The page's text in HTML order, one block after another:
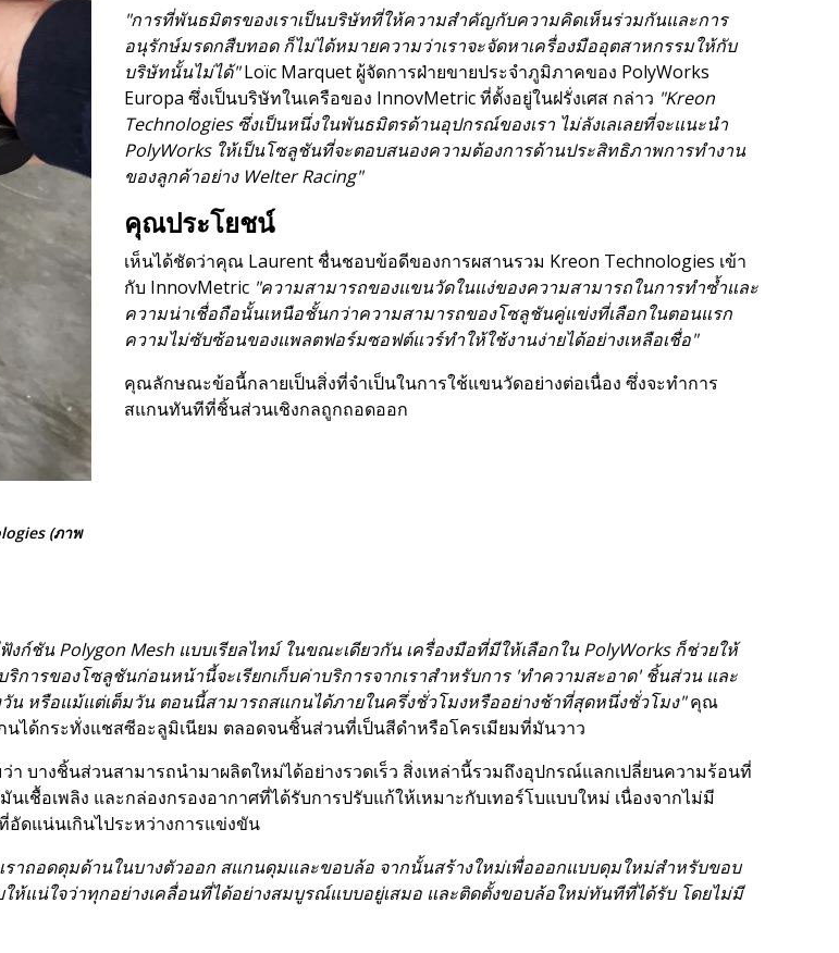
(ภาพ
"การที่พันธมิตรของเราเป็นบริษัทที่ให้ความสำคัญกับความคิดเห็นร่วมกันและการ
อนุรักษ์มรดกสืบทอด ก็ไม่ได้หมายความว่าเราจะจัดหาเครื่องมืออุตสาหกรรมให้กับ
บริษัทนั้นไม่ได้"Loïc Marquet ผู้จัดการฝ่ายขายประจำภูมิภาคของ PolyWorks
Europa ซึ่งเป็นบริษัทในเครือของ InnovMetric ที่ตั้งอยู่ในฝรั่งเศส กล่าว "Kreon
Technologies ซึ่งเป็นหนึ่งในพันธมิตรด้านอุปกรณ์ของเรา ไม่ลังเลเลยที่จะแนะนำ
PolyWorks ให้เป็นโซลูชันที่จะตอบสนองความต้องการด้านประสิทธิภาพการทำงาน
ของลูกค้าอย่าง Welter Racing"
คุณประโยชน์
เห็นได้ชัดว่าคุณ Laurent ชื่นชอบข้อดีของการผสานรวม Kreon Technologies เข้า
กับ InnovMetric "ความสามารถของแขนวัดในแง่ของความสามารถในการทำซ้ำและ
ความน่าเชื่อถือนั้นเหนือชั้นกว่าความสามารถของโซลูชันคู่แข่งที่เลือกในตอนแรก
ความไม่ซับซ้อนของแพลตฟอร์มซอฟต์แวร์ทำให้ใช้งานง่ายได้อย่างเหลือเชื่อ"
คุณลักษณะข้อนี้กลายเป็นสิ่งที่จำเป็นในการใช้แขนวัดอย่างต่อเนื่อง ซึ่งจะทำการ
สแกนทันทีที่ชิ้นส่วนเชิงกลถูกถอดออก
น Polygon Mesh แบบเรียลไทม์ ในขณะเดียวกัน เครื่องมือที่มีให้เลือกใน PolyWorks ก็ช่วยให้
การของโซลูชันก่อนหน้านี้จะเรียกเก็บค่าบริการจากเราสำหรับการ 'ทำความสะอาด' ชิ้นส่วน และ
หรือแม้แต่เต็มวัน ตอนนี้สามารถสแกนได้ภายในครึ่งชั่วโมงหรืออย่างช้าที่สุดหนึ่งชั่วโมง"คุณ
ได้กระทั่งแชสซีอะลูมิเนียม ตลอดจนชิ้นส่วนที่เป็นสีดำหรือโครเมียมที่มันวาว
บางชิ้นส่วนสามารถนำมาผลิตใหม่ได้อย่างรวดเร็ว สิ่งเหล่านี้รวมถึงอุปกรณ์แลกเปลี่ยนความร้อนที่
ชื้อเพลิง และกล่องกรองอากาศที่ได้รับการปรับแก้ให้เหมาะกับเทอร์โบแบบใหม่ เนื่องจากไม่มี
อัดแน่นเกินไประหว่างการแข่งขัน
ราถอดดุมด้านในบางตัวออก สแกนดุมและขอบล้อ จากนั้นสร้างใหม่เพื่อออกแบบดุมใหม่สำหรับขอบ
ให้แน่ใจว่าทุกอย่างเคลื่อนที่ได้อย่างสมบูรณ์แบบอยู่เสมอ และติดตั้งขอบล้อใหม่ทันทีที่ได้รับ โดยไม่มี